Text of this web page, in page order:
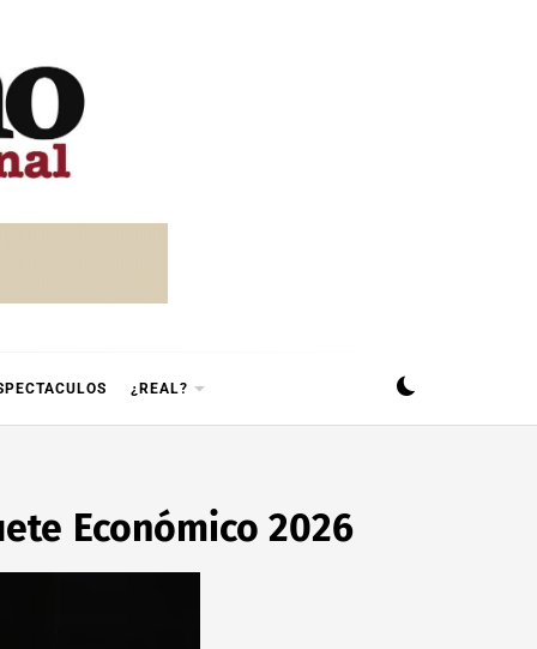
¿REAL?
Económico 2026